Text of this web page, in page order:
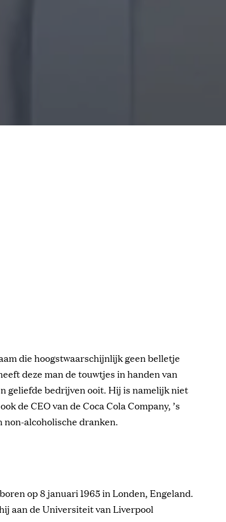
die hoogstwaarschijnlijk geen belletje
deze man de touwtjes in handen van
geliefde bedrijven ooit. Hij is namelijk niet
de CEO van de Coca Cola Company, ’s
alcoholische dranken.
op 8 januari 1965 in Londen, Engeland.
aan de Universiteit van Liverpool